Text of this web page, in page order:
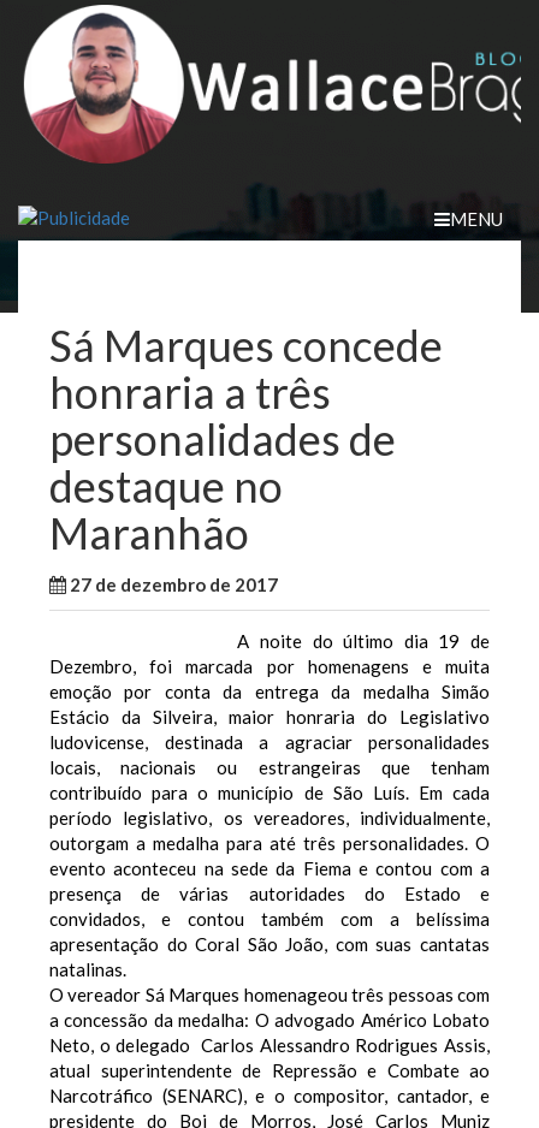
content
MENU
Sá Marques concede
honraria a três
personalidades de
destaque no
Maranhão
27 de dezembro de 2017
A noite do último dia 19 de
Dezembro, foi marcada por homenagens e muita
emoção por conta da entrega da medalha Simão
Estácio da Silveira, maior honraria do Legislativo
ludovicense, destinada a agraciar personalidades
locais, nacionais ou estrangeiras que tenham
contribuído para o município de São Luís. Em cada
período legislativo, os vereadores, individualmente,
outorgam a medalha para até três personalidades. O
evento aconteceu na sede da Fiema e contou com a
presença de várias autoridades do Estado e
convidados, e contou também com a belíssima
apresentação do Coral São João, com suas cantatas
natalinas.
O vereador Sá Marques homenageou três pessoas com
a concessão da medalha: O advogado Américo Lobato
Neto, o delegado Carlos Alessandro Rodrigues Assis,
atual superintendente de Repressão e Combate ao
Narcotráfico (SENARC), e o compositor, cantador, e
presidente do Boi de Morros, José Carlos Muniz